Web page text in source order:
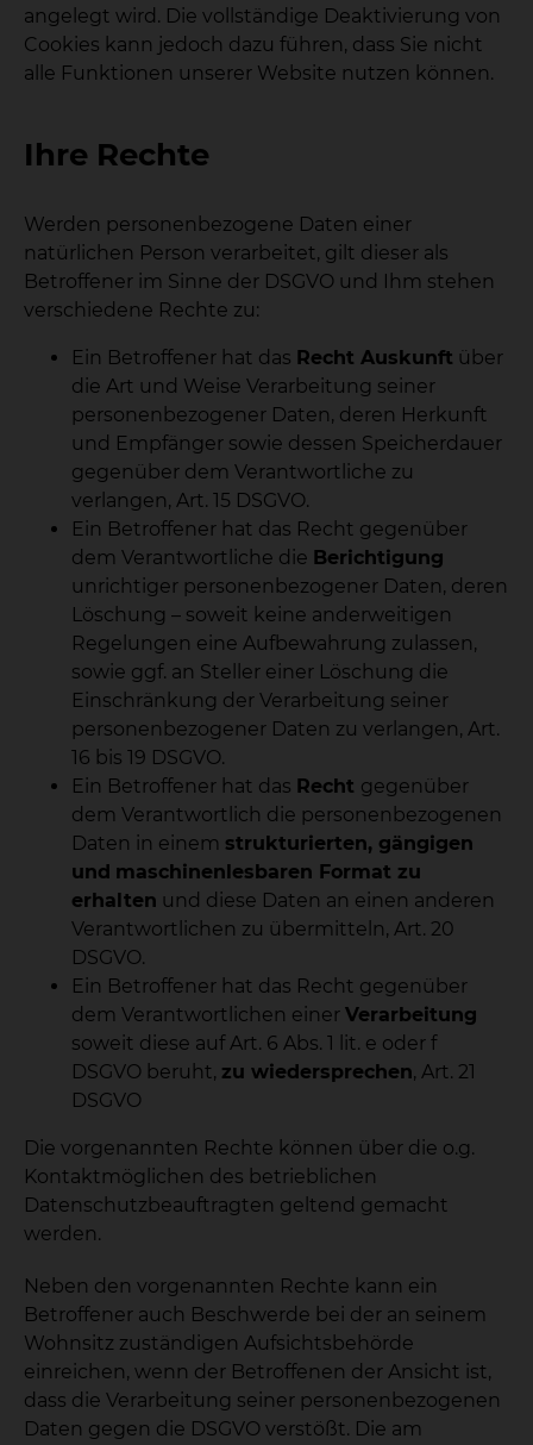
angelegt wird. Die vollständige Deaktivierung von
Cookies kann jedoch dazu führen, dass Sie nicht
alle Funktionen unserer Website nutzen können.
Ihre Rechte
Werden personenbezogene Daten einer
natürlichen Person verarbeitet, gilt dieser als
Betroffener im Sinne der DSGVO und Ihm stehen
verschiedene Rechte zu:
Ein Betroffener hat das Recht Auskunft über
die Art und Weise Verarbeitung seiner
personenbezogener Daten, deren Herkunft
und Empfänger sowie dessen Speicherdauer
gegenüber dem Verantwortliche zu
verlangen, Art. 15 DSGVO.
Ein Betroffener hat das Recht gegenüber
dem Verantwortliche die Berichtigung
unrichtiger personenbezogener Daten, deren
Löschung – soweit keine anderweitigen
Regelungen eine Aufbewahrung zulassen,
sowie ggf. an Steller einer Löschung die
Einschränkung der Verarbeitung seiner
personenbezogener Daten zu verlangen, Art.
16 bis 19 DSGVO.
Ein Betroffener hat das Recht gegenüber
dem Verantwortlich die personenbezogenen
Daten in einem strukturierten, gängigen
und maschinenlesbaren Format zu
erhalten und diese Daten an einen anderen
Verantwortlichen zu übermitteln, Art. 20
DSGVO.
Ein Betroffener hat das Recht gegenüber
dem Verantwortlichen einer Verarbeitung
soweit diese auf Art. 6 Abs. 1 lit. e oder f
DSGVO beruht, zu wiedersprechen, Art. 21
DSGVO
Die vorgenannten Rechte können über die o.g.
Kontaktmöglichen des betrieblichen
Datenschutzbeauftragten geltend gemacht
werden.
Neben den vorgenannten Rechte kann ein
Betroffener auch Beschwerde bei der an seinem
Wohnsitz zuständigen Aufsichtsbehörde
einreichen, wenn der Betroffenen der Ansicht ist,
dass die Verarbeitung seiner personenbezogenen
Daten gegen die DSGVO verstößt. Die am